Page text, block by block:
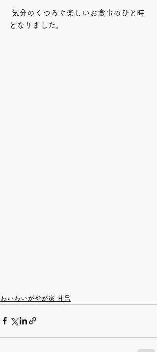
となりました。
わいわいがやが家 甘呂